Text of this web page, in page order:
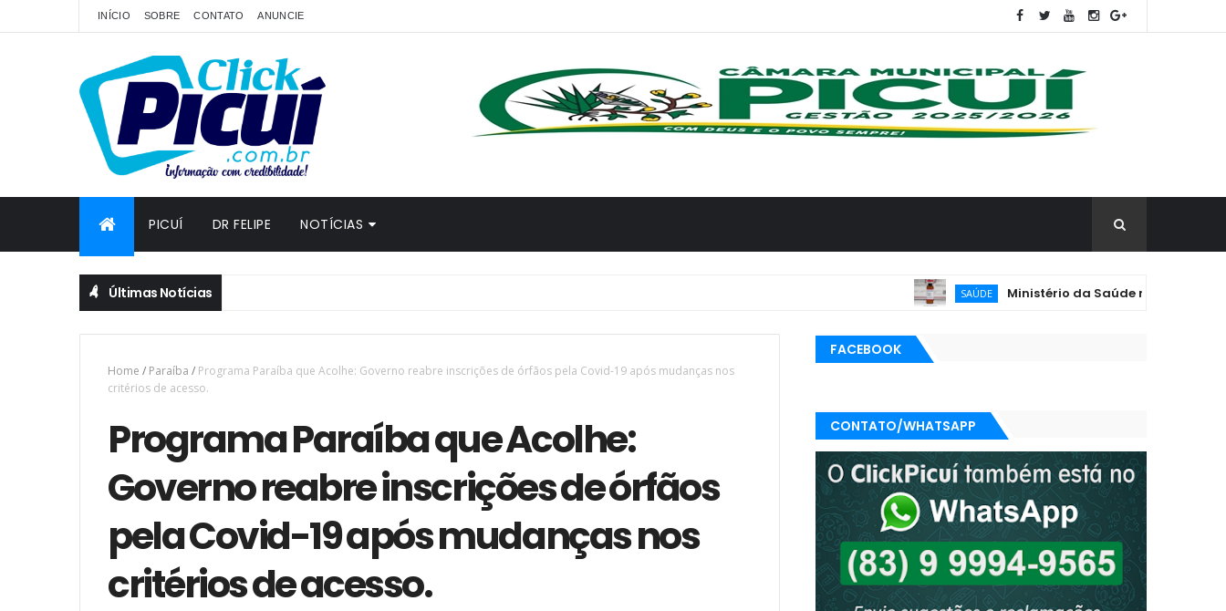
INÍCIO SOBRE CONTATO ANUNCIE
PICUÍ DR FELIPE NOTÍCIAS
Últimas Notícias SAÚDE Ministério da Saúde reforça vacinação de
Home / Paraíba / Programa Paraíba que Acolhe: Governo reabre inscrições de órfãos pela Covid-19 após mudanças nos
critérios de acesso.
Programa Paraíba que Acolhe:
Governo reabre inscrições de órfãos
pela Covid-19 após mudanças nos
critérios de acesso.
FACEBOOK
CONTATO/WHATSAPP